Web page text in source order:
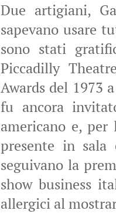
Due artigiani,
sapevano usare
sono stati
Piccadilly
Awards del 1973
fu ancora
americano e,
presente in
seguivano la
show business
allergici al